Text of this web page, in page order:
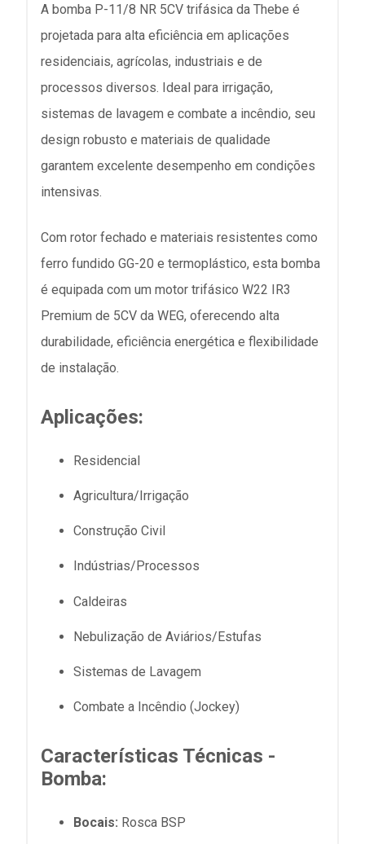
A bomba P-11/8 NR 5CV trifásica da Thebe é
projetada para alta eficiência em aplicações
residenciais, agrícolas, industriais e de
processos diversos. Ideal para irrigação,
sistemas de lavagem e combate a incêndio, seu
design robusto e materiais de qualidade
garantem excelente desempenho em condições
intensivas.
Com rotor fechado e materiais resistentes como
ferro fundido GG-20 e termoplástico, esta bomba
é equipada com um motor trifásico W22 IR3
Premium de 5CV da WEG, oferecendo alta
durabilidade, eficiência energética e flexibilidade
de instalação.
Aplicações:
Residencial
Agricultura/Irrigação
Construção Civil
Indústrias/Processos
Caldeiras
Nebulização de Aviários/Estufas
Sistemas de Lavagem
Combate a Incêndio (Jockey)
Características Técnicas -
Bomba:
Bocais: Rosca BSP